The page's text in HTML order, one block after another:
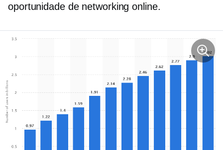
oportunidade de networking online.